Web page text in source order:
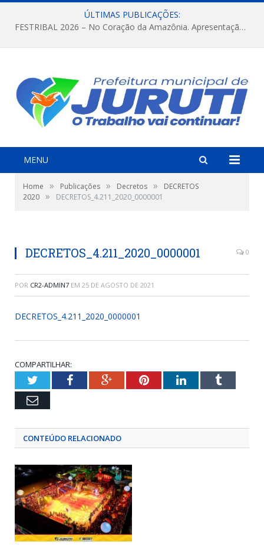
ÚLTIMAS PUBLICAÇÕES:
FESTRIBAL 2026 – No Coração da Amazônia. Apresentação da Munduruku.
MENU
Home » Publicações » Decretos »
DECRETOS
2020 » DECRETOS_4.211_2020_0000001
DECRETOS_4.211_2020_0000001 0
POR CR2-ADMIN7 EM 25 DE AGOSTO DE 2021
DECRETOS_4.211_2020_0000001
COMPARTILHAR:
TwitterFacebookGoogle+PinterestLinkedInTumblr
Email
CONTEÚDO RELACIONADO